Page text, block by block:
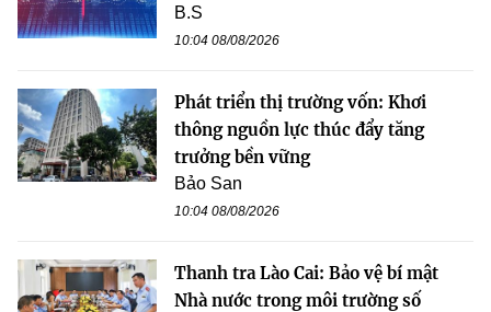
B.S
10:04 08/08/2026
Phát triển thị trường vốn: Khơi
thông nguồn lực thúc đẩy tăng
trưởng bền vững
Bảo San
10:04 08/08/2026
Thanh tra Lào Cai: Bảo vệ bí mật
Nhà nước trong môi trường số